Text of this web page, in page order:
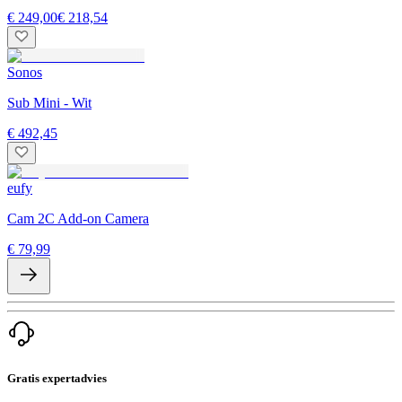
€ 249,00€ 218,54
Sonos
Sub Mini - Wit
€ 492,45
eufy
Cam 2C Add-on Camera
€ 79,99
Gratis expertadvies